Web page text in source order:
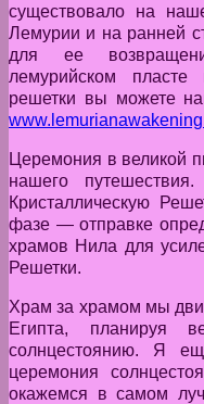
существовало на
Лемурии и на ранней
для ее
лемурийском
решетки вы можете
Церемония в великой
нашего
Кристаллическую
фазе — отправке
храмов Нила для
Решетки.
Храм за храмом мы
Египта, планируя
солнцестоянию. Я
церемония
окажемся в самом